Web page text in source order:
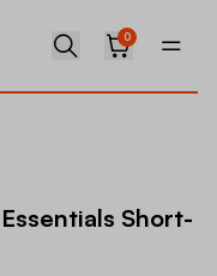
0
Short-